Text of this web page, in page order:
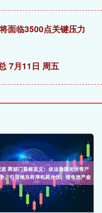
面临3500点关键压力
7月11日 周五